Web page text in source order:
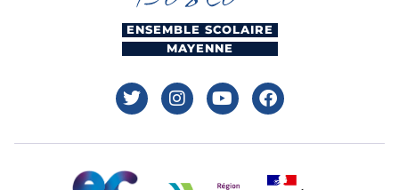
ENSEMBLE SCOLAIRE
MAYENNE